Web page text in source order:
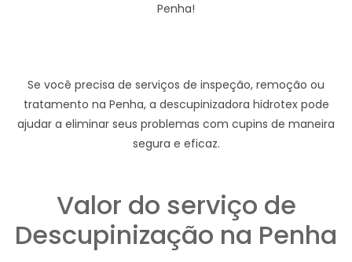
Penha!
Se você precisa de serviços de inspeção, remoção ou
tratamento na Penha, a descupinizadora hidrotex pode
ajudar a eliminar seus problemas com cupins de maneira
segura e eficaz.
Valor do serviço de
Descupinização na Penha